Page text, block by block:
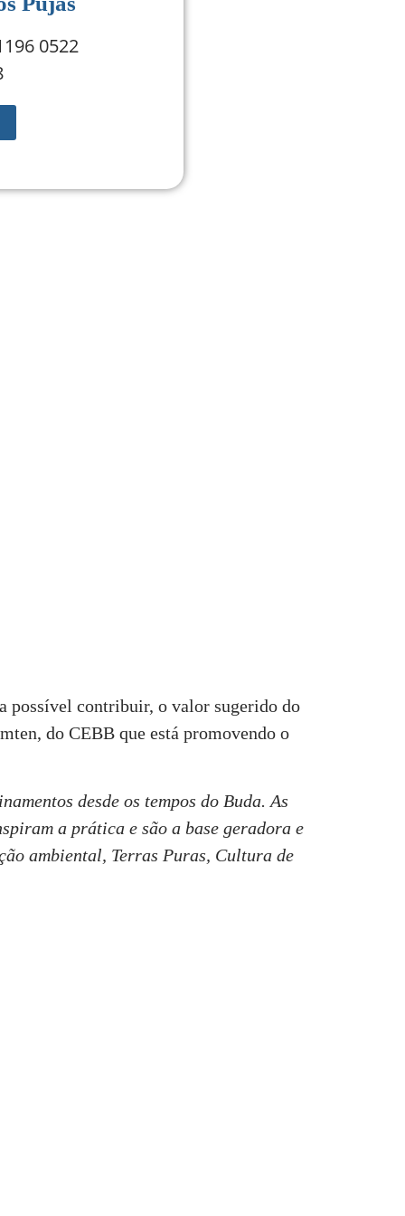
0522
possível contribuir, o valor sugerido do
do CEBB que está promovendo o
desde os tempos do Buda. As
a prática e são a base geradora e
ambiental, Terras Puras, Cultura de